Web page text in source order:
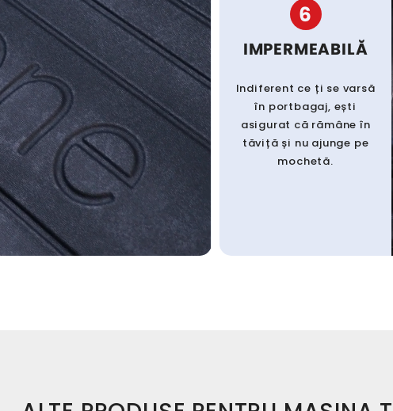
6
IMPERMEABILĂ
Indiferent ce ți se varsă
în portbagaj, ești
asigurat că rămâne în
tăviță și nu ajunge pe
mochetă.